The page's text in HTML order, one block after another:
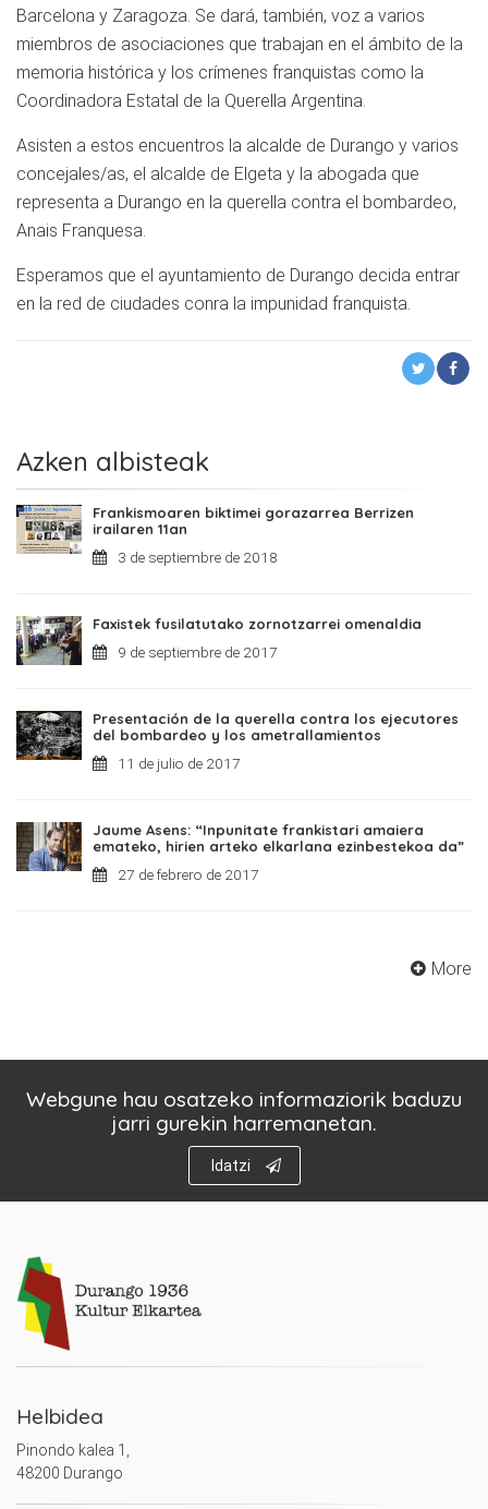
Barcelona y Zaragoza. Se dará, también, voz a varios
miembros de asociaciones que trabajan en el ámbito de la
memoria histórica y los crímenes franquistas como la
Coordinadora Estatal de la Querella Argentina.
Asisten a estos encuentros la alcalde de Durango y varios
concejales/as, el alcalde de Elgeta y la abogada que
representa a Durango en la querella contra el bombardeo,
Anais Franquesa.
Esperamos que el ayuntamiento de Durango decida entrar
en la red de ciudades conra la impunidad franquista.
Azken albisteak
Frankismoaren biktimei gorazarrea Berrizen
irailaren 11an
3 de septiembre de 2018
Faxistek fusilatutako zornotzarrei omenaldia
9 de septiembre de 2017
Presentación de la querella contra los ejecutores
del bombardeo y los ametrallamientos
11 de julio de 2017
Jaume Asens: “Inpunitate frankistari amaiera
emateko, hirien arteko elkarlana ezinbestekoa da”
27 de febrero de 2017
More
Webgune hau osatzeko informaziorik baduzu
jarri gurekin harremanetan.
Idatzi
Helbidea
Pinondo kalea 1,
48200 Durango